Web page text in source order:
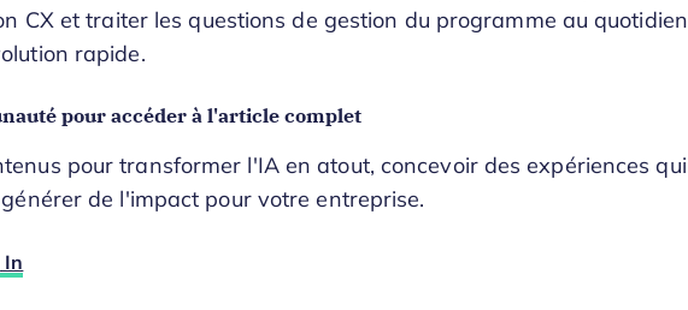
CX et traiter les questions de gestion du programme au quotidien
rapide.
pour accéder à l'article complet
pour transformer l'IA en atout, concevoir des expériences qui
de l'impact pour votre entreprise.
In